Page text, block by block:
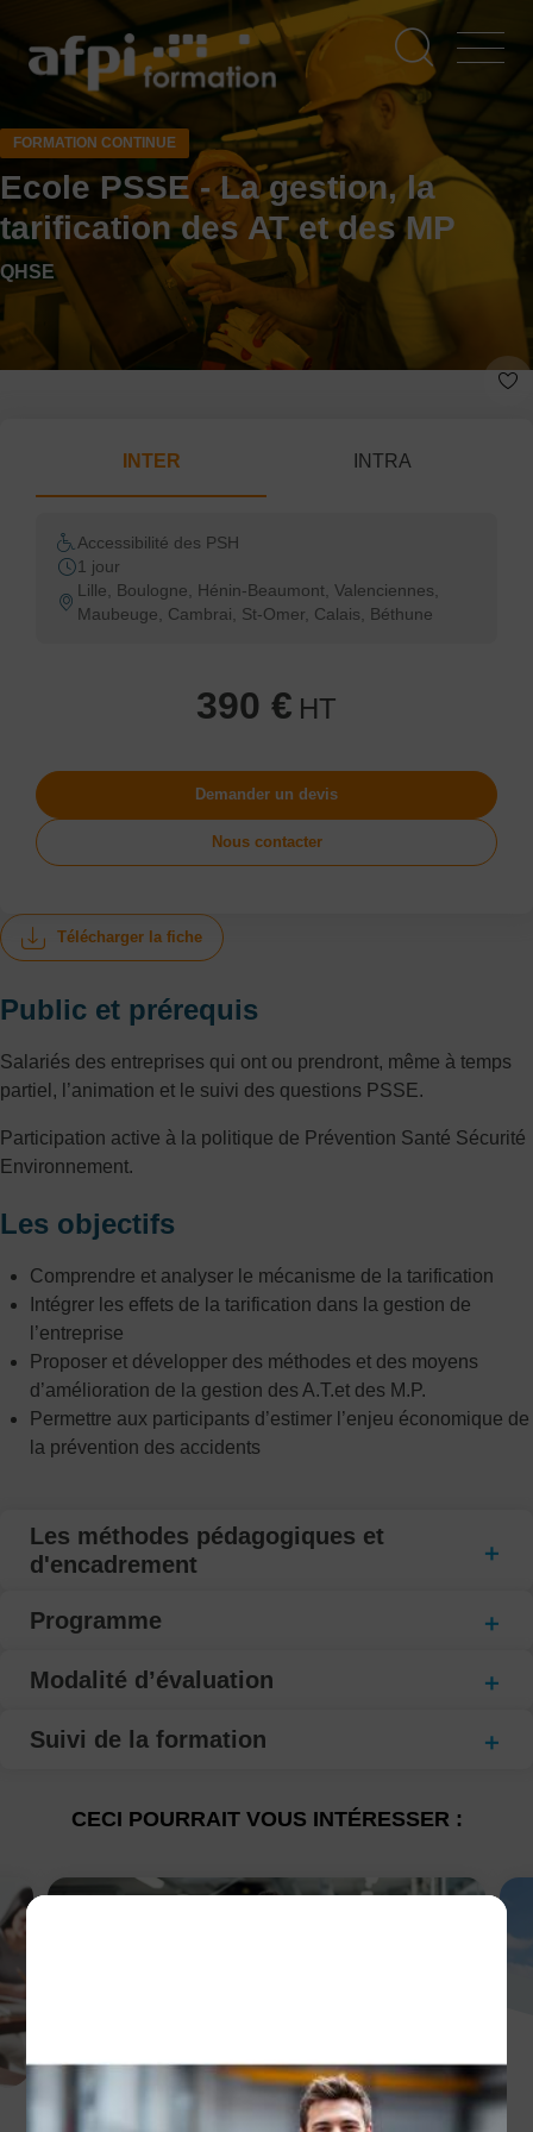
contenu
FORMATION CONTINUE
Ecole PSSE - La gestion, la
tarification des AT et des MP
QHSE
Télécharger la fiche
Public et prérequis
Salariés des entreprises qui ont ou prendront, même à temps
partiel, l’animation et le suivi des questions PSSE.
Participation active à la politique de Prévention Santé Sécurité
Environnement.
Les objectifs
Comprendre et analyser le mécanisme de la tarification
Intégrer les effets de la tarification dans la gestion de
l’entreprise
Proposer et développer des méthodes et des moyens
d’amélioration de la gestion des A.T.et des M.P.
Permettre aux participants d’estimer l’enjeu économique de
la prévention des accidents
Les méthodes pédagogiques et
d'encadrement
Programme
Modalité d’évaluation
Suivi de la formation
INTER INTRA
Accessibilité des PSH
1 jour
Lille, Boulogne, Hénin-Beaumont, Valenciennes,
Maubeuge, Cambrai, St-Omer, Calais, Béthune
390 € HT
Demander un devis
Nous contacter
CECI POURRAIT VOUS INTÉRESSER :